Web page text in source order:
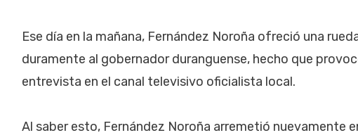
Ese día en la mañana, Fernández Noroña ofreció una
duramente al gobernador duranguense, hecho que
entrevista en el canal televisivo oficialista local.
Al saber esto, Fernández Noroña arremetió nuevamente